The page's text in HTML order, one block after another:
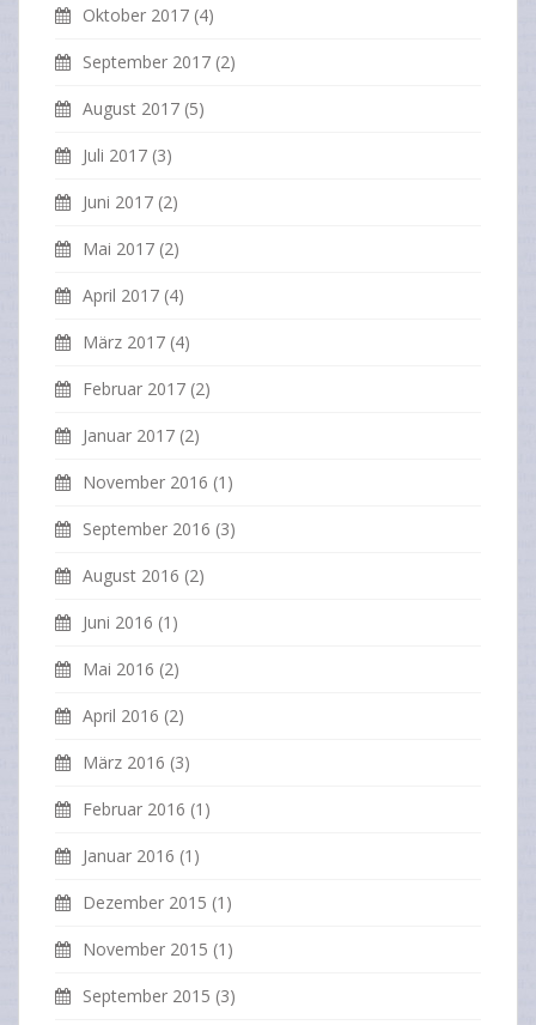
Oktober 2017 (4)
September 2017 (2)
August 2017 (5)
Juli 2017 (3)
Juni 2017 (2)
Mai 2017 (2)
April 2017 (4)
März 2017 (4)
Februar 2017 (2)
Januar 2017 (2)
November 2016 (1)
September 2016 (3)
August 2016 (2)
Juni 2016 (1)
Mai 2016 (2)
April 2016 (2)
März 2016 (3)
Februar 2016 (1)
Januar 2016 (1)
Dezember 2015 (1)
November 2015 (1)
September 2015 (3)